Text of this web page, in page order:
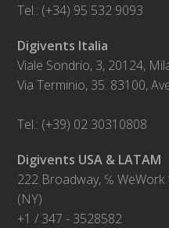
Tel.: (+34) 95 532 9093
Digivents Italia
Viale Sondrio, 3, 20124,
Via Terminio, 35. 83100,
Tel.: (+39) 02 30310808
Digivents USA & LATAM
222 Broadway, ℅
(NY)
+1 / 347 - 3528582